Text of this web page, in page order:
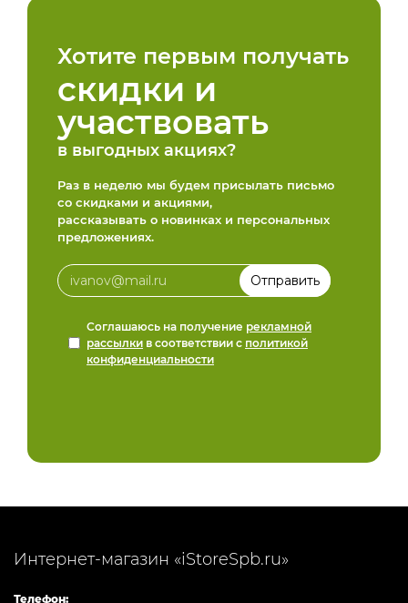
Хотите первым получать
скидки и
участвовать
в выгодных акциях?
Раз в неделю мы будем присылать письмо
со скидками и акциями,
рассказывать о новинках и персональных
предложениях.
Соглашаюсь на получение рекламной
рассылки в соответствии с политикой
конфиденциальности
Интернет-магазин «iStoreSpb.ru»
Телефон: